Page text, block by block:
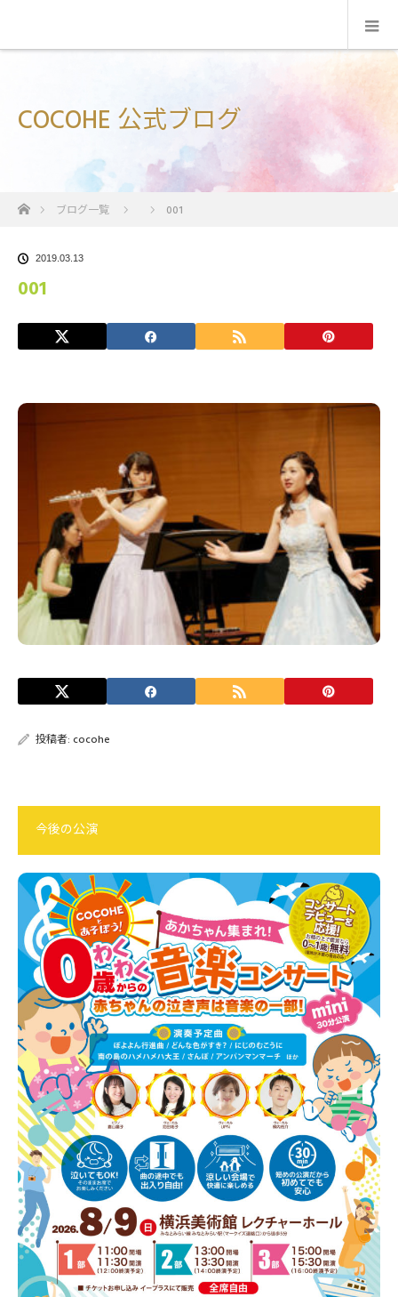
COCOHE 公式ブログ
ホームブログ一覧 001
2019.03.13
001
投稿者: cocohe
今後の公演